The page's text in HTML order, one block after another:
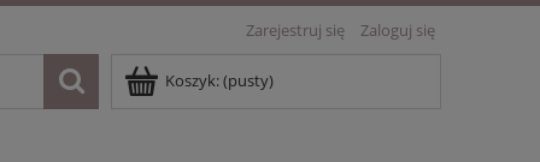
Zarejestruj się Zaloguj się
Koszyk:(pusty)